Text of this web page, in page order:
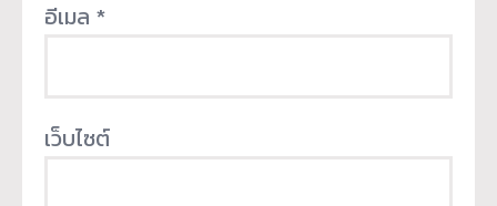
อีเมล *
เว็บไซต์